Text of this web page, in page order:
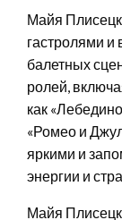
Майя
гастролями
балетных
ролей,
как
«Ромео и
яркими и
энергии и
Майя